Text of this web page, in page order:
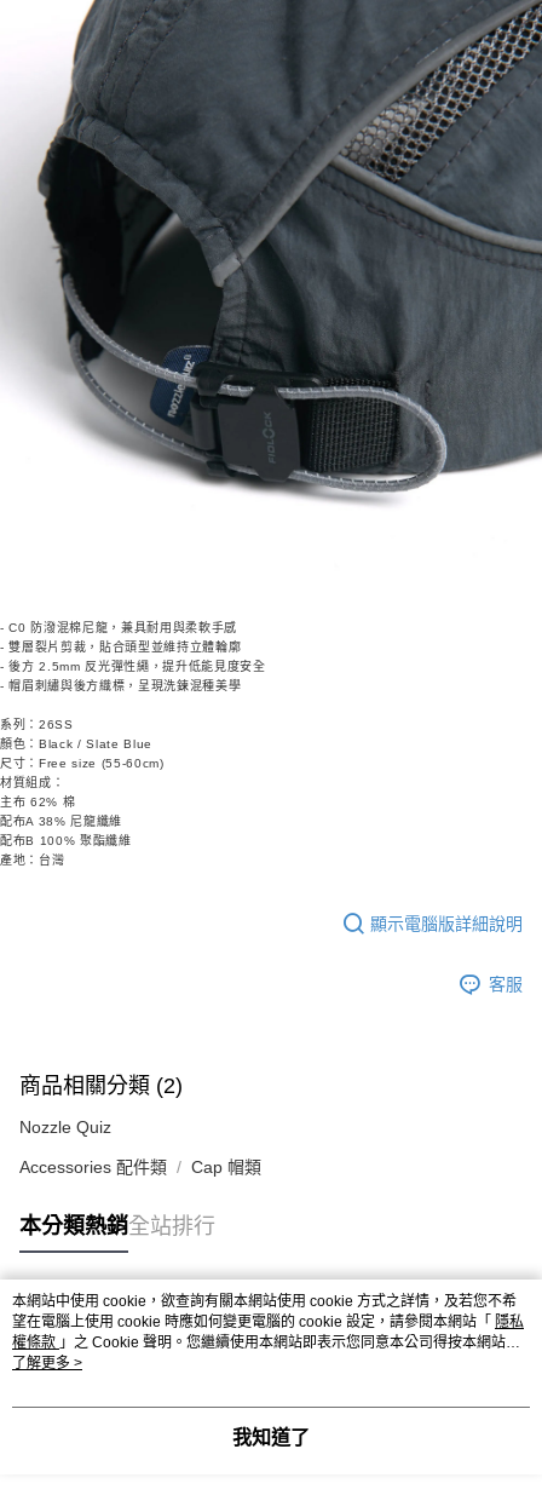
- C0 防潑混棉尼龍，兼具耐用與柔軟手感
- 雙層裂片剪裁，貼合頭型並維持立體輪廓
- 後方 2.5mm 反光彈性繩，提升低能見度安全
- 帽眉刺繡與後方織標，呈現洗鍊混種美學
系列：26SS
顏色：Black / Slate Blue
尺寸：Free size (55-60cm)
材質組成：
主布 62% 棉
配布A 38% 尼龍纖維
配布B 100% 聚酯纖維
產地：台灣
顯示電腦版詳細說明
客服
商品相關分類 (2)
Nozzle Quiz
Accessories 配件類 Cap 帽類
本分類熱銷全站排行
熱門標籤
本網站中使用 cookie，欲查詢有關本網站使用 cookie 方式之詳情，及若您不希
望在電腦上使用 cookie 時應如何變更電腦的 cookie 設定，請參閱本網站「 隱私
權條款 」之 Cookie 聲明。您繼續使用本網站即表示您同意本公司得按本網站使
用條款之 Cookie 聲明使用 cookie。
了解更多 >
我知道了